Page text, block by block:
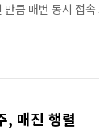
큼 매번 동시 접
트는 이를 트래
비용이 기하급수
, 매진 행렬